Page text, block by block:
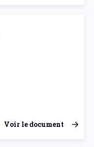
Voir le document